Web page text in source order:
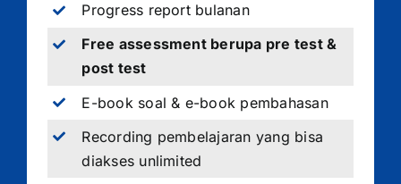
Progress report bulanan
Free assessment berupa pre test &
post test
E-book soal & e-book pembahasan
Recording pembelajaran yang bisa
diakses unlimited